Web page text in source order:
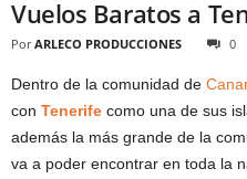
Vuelos Baratos a
Por ARLECO PRODUCCIONES 0
Dentro de la comunidad de
con Tenerife como una de sus
además la más grande de la
va a poder encontrar en toda la